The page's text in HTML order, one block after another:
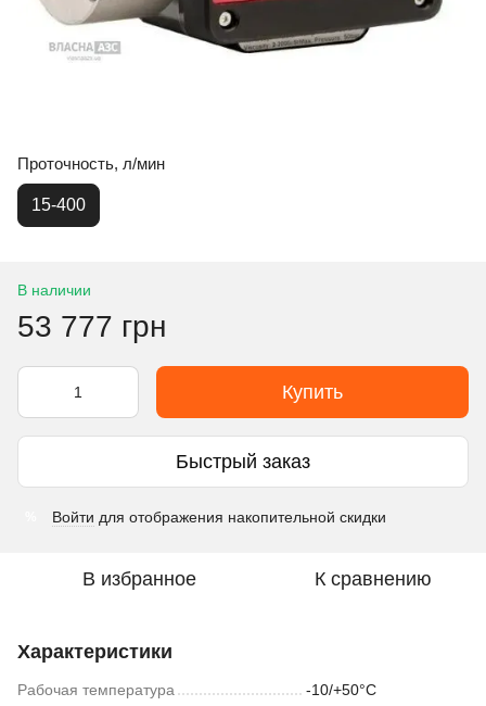
Проточность, л/мин
15-400
В наличии
53 777 грн
Купить
Быстрый заказ
Войти для отображения накопительной скидки
В избранное К сравнению
Характеристики
Рабочая температура -10/+50°С